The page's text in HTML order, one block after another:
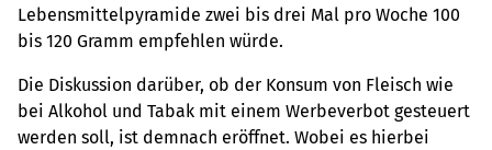
Lebensmittelpyramide zwei bis drei Mal pro Woche 100
bis 120 Gramm empfehlen würde.
Die Diskussion darüber, ob der Konsum von Fleisch wie
bei Alkohol und Tabak mit einem Werbeverbot gesteuert
werden soll, ist demnach eröffnet. Wobei es hierbei